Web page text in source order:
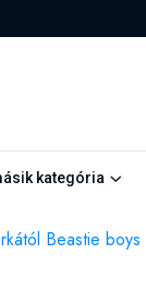
kategória
Beastie boys